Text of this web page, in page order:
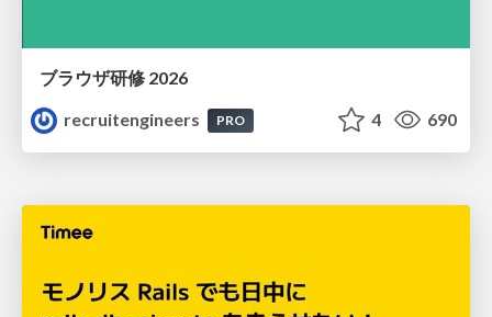
ブラウザ研修 2026
recruitengineers
PRO 4 690